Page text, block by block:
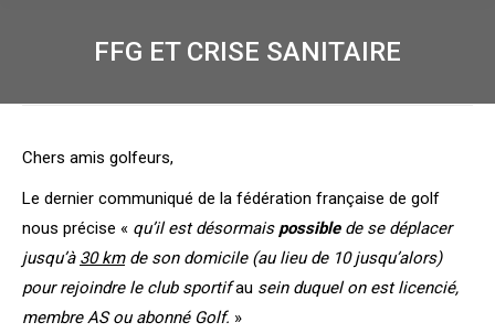
FFG ET CRISE SANITAIRE
Chers amis golfeurs,
Le dernier communiqué de la fédération française de golf
nous précise « qu’il est désormais possiblede se déplacer
jusqu’à 30 kmde son domicile (au lieu de 10 jusqu’alors)
pour rejoindre le club sportifau sein duquel on est licencié,
membre AS ou abonné Golf. »